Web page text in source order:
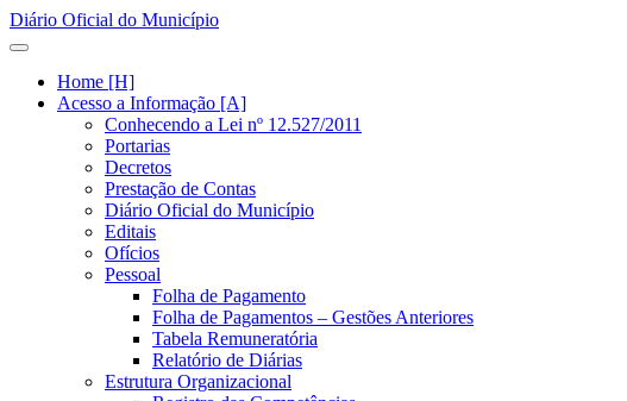
Diário Oficial do Município
Home [H]
Acesso a Informação [A]
Conhecendo a Lei nº 12.527/2011
Portarias
Decretos
Prestação de Contas
Diário Oficial do Município
Editais
Ofícios
Pessoal
Folha de Pagamento
Folha de Pagamentos – Gestões Anteriores
Tabela Remuneratória
Relatório de Diárias
Estrutura Organizacional